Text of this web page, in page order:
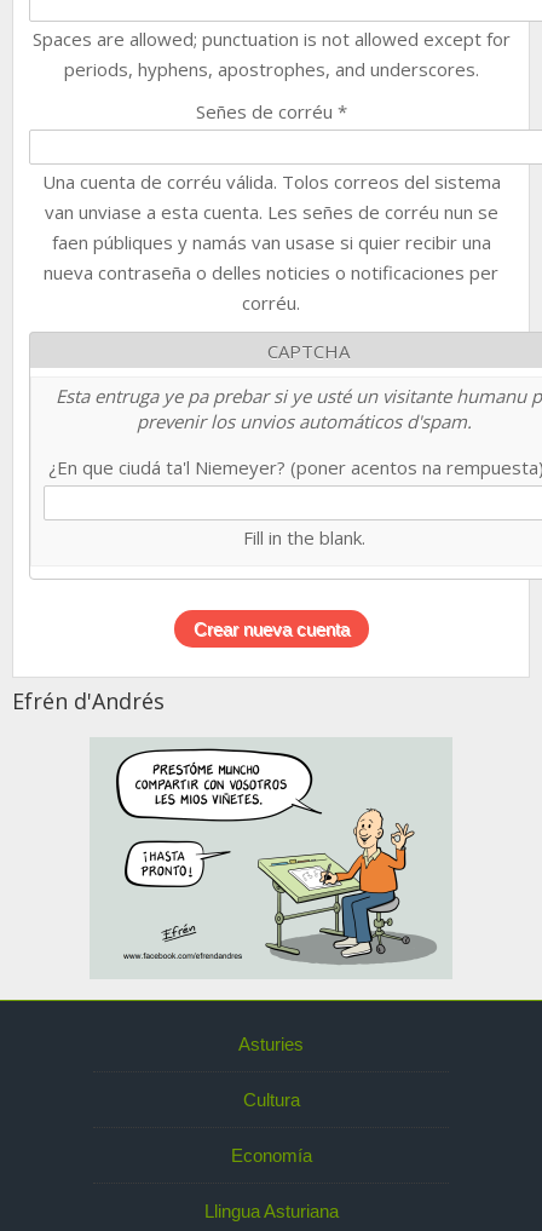
Spaces are allowed; punctuation is not allowed except for
periods, hyphens, apostrophes, and underscores.
Señes de corréu *
Una cuenta de corréu válida. Tolos correos del sistema
van unviase a esta cuenta. Les señes de corréu nun se
faen públiques y namás van usase si quier recibir una
nueva contraseña o delles noticies o notificaciones per
corréu.
CAPTCHA
Esta entruga ye pa prebar si ye usté un visitante humanu
prevenir los unvios automáticos d'spam.
¿En que ciudá ta'l Niemeyer? (poner acentos na
Fill in the blank.
Efrén d'Andrés
Asturies
Cultura
Economía
Llingua Asturiana